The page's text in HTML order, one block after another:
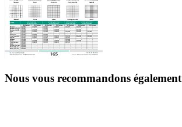
Nous vous recommandons également